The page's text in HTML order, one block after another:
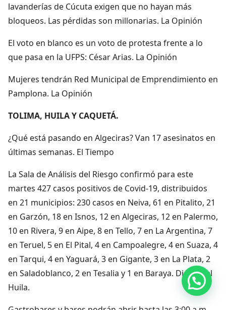
lavanderías de Cúcuta exigen que no hayan más
bloqueos. Las pérdidas son millonarias. La Opinión
El voto en blanco es un voto de protesta frente a lo
que pasa en la UFPS: César Arias. La Opinión
Mujeres tendrán Red Municipal de Emprendimiento en
Pamplona. La Opinión
TOLIMA, HUILA Y CAQUETÁ.
¿Qué está pasando en Algeciras? Van 17 asesinatos en
últimas semanas. El Tiempo
La Sala de Análisis del Riesgo confirmó para este
martes 427 casos positivos de Covid-19, distribuidos
en 21 municipios: 230 casos en Neiva, 61 en Pitalito, 21
en Garzón, 18 en Isnos, 12 en Algeciras, 12 en Palermo,
10 en Rivera, 9 en Aipe, 8 en Tello, 7 en La Argentina, 7
en Teruel, 5 en El Pital, 4 en Campoalegre, 4 en Suaza, 4
en Tarqui, 4 en Yaguará, 3 en Gigante, 3 en La Plata, 2
en Saladoblanco, 2 en Tesalia y 1 en Baraya. Diario del
Huila.
Hola, por aquí puedes contactarnos